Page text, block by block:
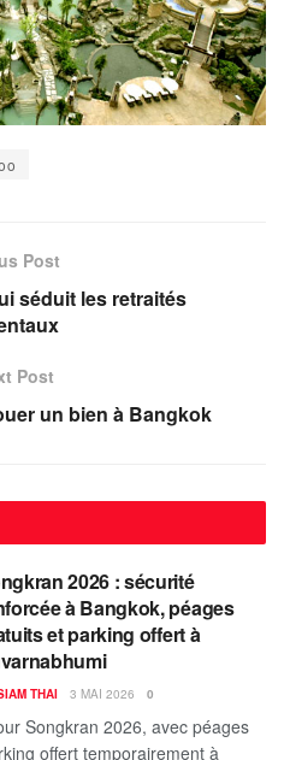
Post
séduit les retraités
Post
un bien à Bangkok
2026 : sécurité
à Bangkok, péages
et parking offert à
THAI 3 MAI 2026 0
Songkran 2026, avec péages
offert temporairement à